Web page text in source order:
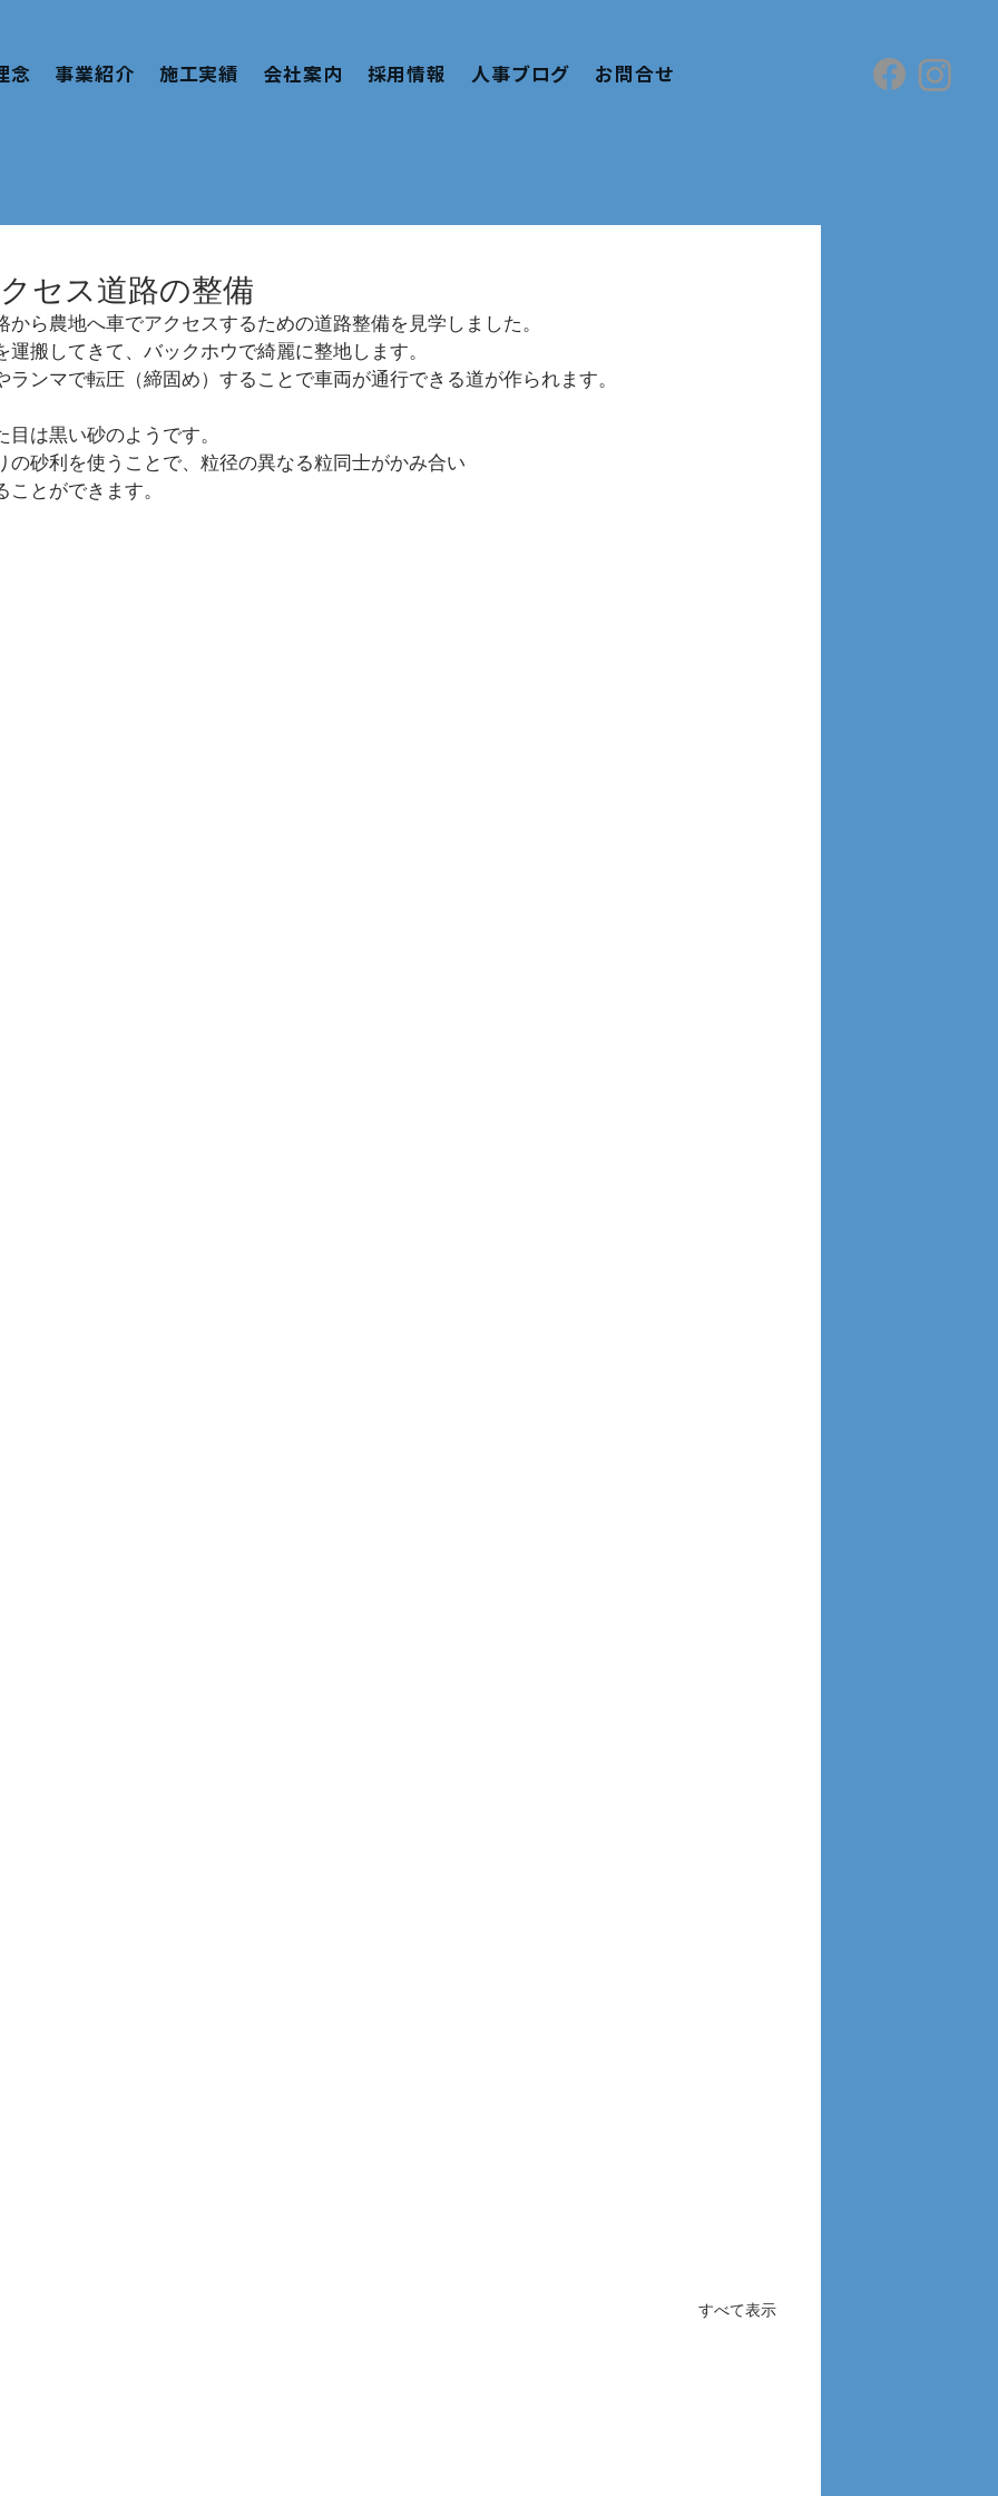
念 事業紹介 施工実績 会社案内 採用情報 人事ブログ お問合せ
セス道路の整備
から農地へ車でアクセスするための道路整備を見学しました。
運搬してきて、バックホウで綺麗に整地します。
ランマで転圧（締固め）することで車両が通行できる道が作られます。
は黒い砂のようです。
の砂利を使うことで、粒径の異なる粒同士がかみ合い
とができます。
すべて表示